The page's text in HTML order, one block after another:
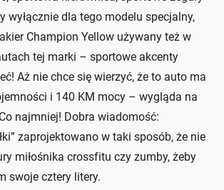
wyłącznie dla tego modelu specjalny,
Champion Yellow używany też w
tej marki – sportowe akcenty
Aż nie chce się wierzyć, że to auto ma
i 140 KM mocy – wygląda na
najmniej! Dobra wiadomość:
zaprojektowano w taki sposób, że nie
miłośnika crossfitu czy zumby, żeby
swoje cztery litery.